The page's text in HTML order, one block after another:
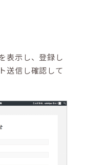
表示し、登録し
送信し確認して